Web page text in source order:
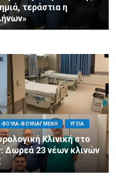
τους πυροσβέστες
ΥΓΕΙΑ
πρωτοποριακή δράση
Νέας